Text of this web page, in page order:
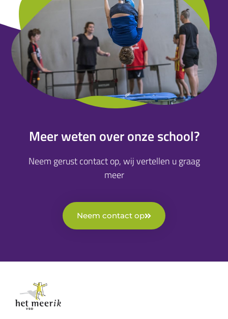
Meer weten over onze school?
Neem gerust contact op, wij vertellen u graag
meer
Neem contact op